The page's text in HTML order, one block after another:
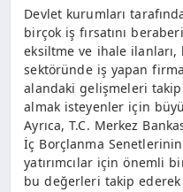
Devlet kurumları
birçok iş fırsatını
eksiltme ve ihale
sektöründe iş yapan
alandaki gelişmeleri
almak isteyenler için
Ayrıca, T.C. Merkez
İç Borçlanma
yatırımcılar için önemli
bu değerleri takip